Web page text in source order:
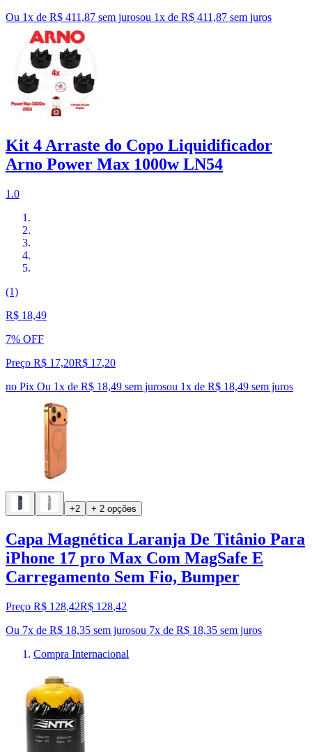
Ou 1x de R$ 411,87 sem jurosou 1x de R$ 411,87 sem juros
Kit 4 Arraste do Copo Liquidificador
Arno Power Max 1000w LN54
1.0
(1)
R$ 18,49
7% OFF
Preço R$ 17,20R$ 17,20
no Pix Ou 1x de R$ 18,49 sem jurosou 1x de R$ 18,49 sem juros
+2 + 2 opções
Capa Magnética Laranja De Titânio Para
iPhone 17 pro Max Com MagSafe E
Carregamento Sem Fio, Bumper
Preço R$ 128,42R$ 128,42
Ou 7x de R$ 18,35 sem jurosou 7x de R$ 18,35 sem juros
Compra Internacional